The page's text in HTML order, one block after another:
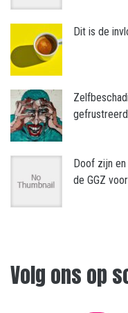
Dit is de
Doof zijn
de GGZ
Volg ons op